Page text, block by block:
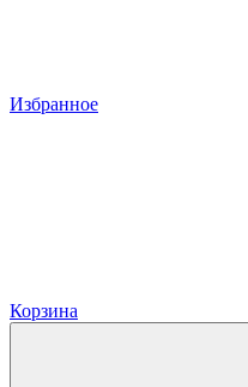
Избранное
Корзина